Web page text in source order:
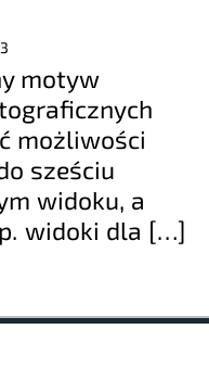
motyw
możliwości
sześciu
widoku, a
widoki dla […]